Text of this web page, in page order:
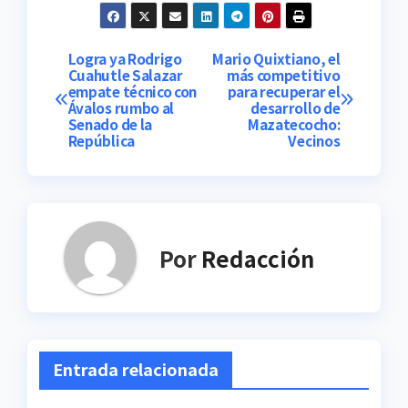
municipal interina.
También se
autoridades de los
ayuntamientos
de…
Navegación
de
entradas
Mario Quixtiano, el
más competitivo
para recuperar el
desarrollo de
Mazatecocho:
Vecinos
Logra ya Rodrigo
Cuahutle Salazar
empate técnico con
Ávalos rumbo al
Senado de la
República
Por Redacción
Entrada relacionada